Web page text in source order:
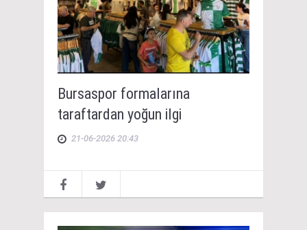
Bursaspor formalarına
taraftardan yoğun ilgi
21-06-2026 20:43